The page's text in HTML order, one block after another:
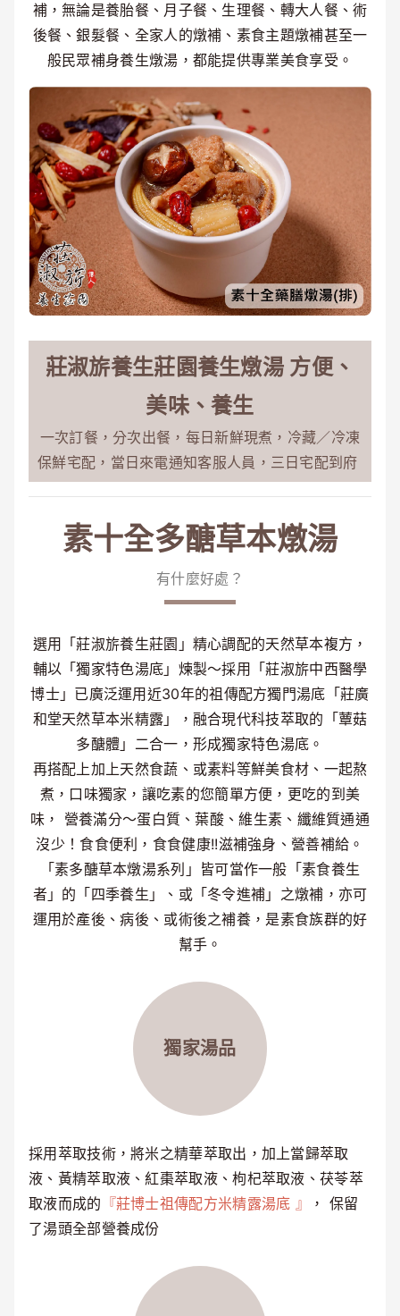
補，無論是養胎餐、月子餐、生理餐、轉大人餐、術
後餐、銀髮餐、全家人的燉補、素食主題燉補甚至一
般民眾補身養生燉湯，都能提供專業美食享受。
莊淑旂養生莊園養生燉湯 方便、
美味、養生
一次訂餐，分次出餐，每日新鮮現煮，冷藏／冷凍
保鮮宅配，當日來電通知客服人員，三日宅配到府
素十全多醣草本燉湯
有什麼好處？
選用「莊淑旂養生莊園」精心調配的天然草本複方，
輔以「獨家特色湯底」煉製～採用「莊淑旂中西醫學
博士」已廣泛運用近30年的祖傳配方獨門湯底「莊廣
和堂天然草本米精露」，融合現代科技萃取的「蕈菇
多醣體」二合一，形成獨家特色湯底。
再搭配上加上天然食蔬、或素料等鮮美食材、一起熬
煮，口味獨家，讓吃素的您簡單方便，更吃的到美
味， 營養滿分～蛋白質、葉酸、維生素、纖維質通通
沒少！食食便利，食食健康!!滋補強身、營善補給。
「素多醣草本燉湯系列」皆可當作一般「素食養生
者」的「四季養生」、或「冬令進補」之燉補，亦可
運用於產後、病後、或術後之補養，是素食族群的好
幫手。
獨家湯品
採用萃取技術，將米之精華萃取出，加上當歸萃取
液、黃精萃取液、紅棗萃取液、枸杞萃取液、茯苓萃
取液而成的 『莊博士祖傳配方米精露湯底 』
， 保留
了湯頭全部營養成份